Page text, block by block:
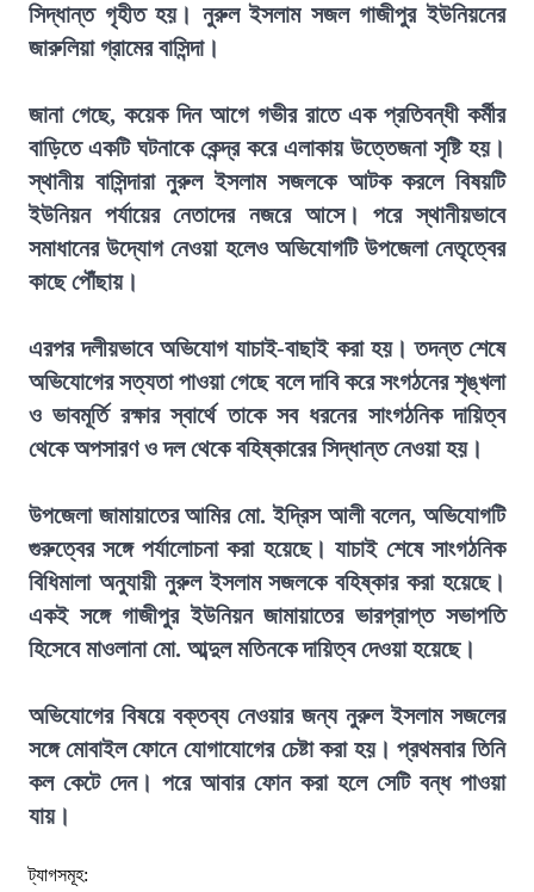
সিদ্ধান্ত গৃহীত হয়। নুরুল ইসলাম সজল গাজীপুর ইউনিয়নের
জারুলিয়া গ্রামের বাসিন্দা।
জানা গেছে, কয়েক দিন আগে গভীর রাতে এক প্রতিবন্ধী কর্মীর
বাড়িতে একটি ঘটনাকে কেন্দ্র করে এলাকায় উত্তেজনা সৃষ্টি হয়।
স্থানীয় বাসিন্দারা নুরুল ইসলাম সজলকে আটক করলে বিষয়টি
ইউনিয়ন পর্যায়ের নেতাদের নজরে আসে। পরে স্থানীয়ভাবে
সমাধানের উদ্যোগ নেওয়া হলেও অভিযোগটি উপজেলা নেতৃত্বের
কাছে পৌঁছায়।
এরপর দলীয়ভাবে অভিযোগ যাচাই-বাছাই করা হয়। তদন্ত শেষে
অভিযোগের সত্যতা পাওয়া গেছে বলে দাবি করে সংগঠনের শৃঙ্খলা
ও ভাবমূর্তি রক্ষার স্বার্থে তাকে সব ধরনের সাংগঠনিক দায়িত্ব
থেকে অপসারণ ও দল থেকে বহিষ্কারের সিদ্ধান্ত নেওয়া হয়।
উপজেলা জামায়াতের আমির মো. ইদ্রিস আলী বলেন, অভিযোগটি
গুরুত্বের সঙ্গে পর্যালোচনা করা হয়েছে। যাচাই শেষে সাংগঠনিক
বিধিমালা অনুযায়ী নুরুল ইসলাম সজলকে বহিষ্কার করা হয়েছে।
একই সঙ্গে গাজীপুর ইউনিয়ন জামায়াতের ভারপ্রাপ্ত সভাপতি
হিসেবে মাওলানা মো. আব্দুল মতিনকে দায়িত্ব দেওয়া হয়েছে।
অভিযোগের বিষয়ে বক্তব্য নেওয়ার জন্য নুরুল ইসলাম সজলের
সঙ্গে মোবাইল ফোনে যোগাযোগের চেষ্টা করা হয়। প্রথমবার তিনি
কল কেটে দেন। পরে আবার ফোন করা হলে সেটি বন্ধ পাওয়া
যায়।
ট্যাগসমূহ: